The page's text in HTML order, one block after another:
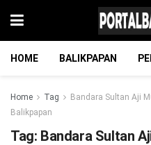
HOME BALIKPAPAN
Home Tag
Bandara Sultan Aji
Balikpapan
Tag: Bandara Sultan